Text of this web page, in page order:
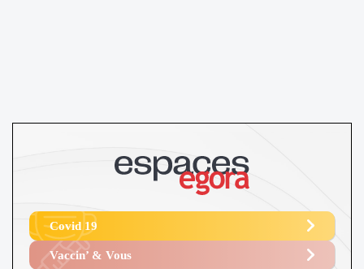
Covid 19
Vaccin’ & Vous